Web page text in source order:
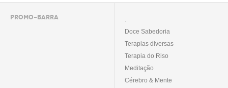
PROMO-BARRA
.
Doce Sabedoria
Terapias diversas
Terapia do Riso
Meditação
Cérebro & Mente